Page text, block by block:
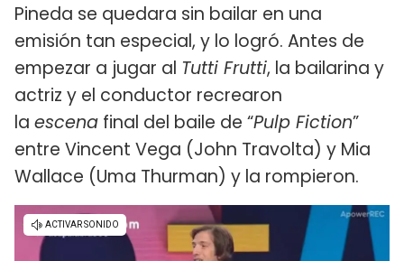
Pineda se quedara sin bailar en una
emisión tan especial, y lo logró. Antes de
empezar a jugar al Tutti Frutti, la bailarina y
actriz y el conductor recrearon
la escena final del baile de “Pulp Fiction”
entre Vincent Vega (John Travolta) y Mia
Wallace (Uma Thurman) y la rompieron.